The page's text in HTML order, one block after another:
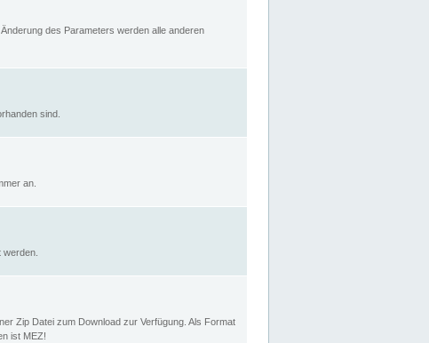
des Parameters werden alle anderen
sind.
an.
Zip Datei zum Download zur Verfügung. Als Format
ist MEZ!